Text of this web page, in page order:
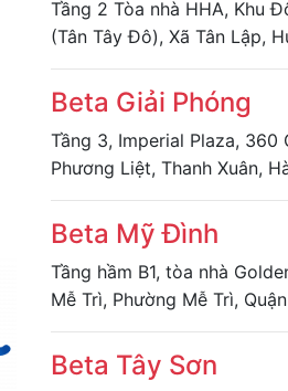
Tầng 2 Tòa nhà HHA, Khu
(Tân Tây Đô), Xã Tân Lập,
Phượng, TP Hà Nội
Beta Giải Phóng
Tầng 3, Imperial Plaza, 360
Phương Liệt, Thanh Xuân,
Beta Mỹ Đình
Tầng hầm B1, tòa nhà
Mễ Trì, Phường Mễ Trì,
Hà Nội
Beta Tây Sơn